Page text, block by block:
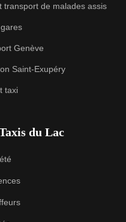
transport de malades assis
Genève
Saint-Exupéry
taxi
du Lac